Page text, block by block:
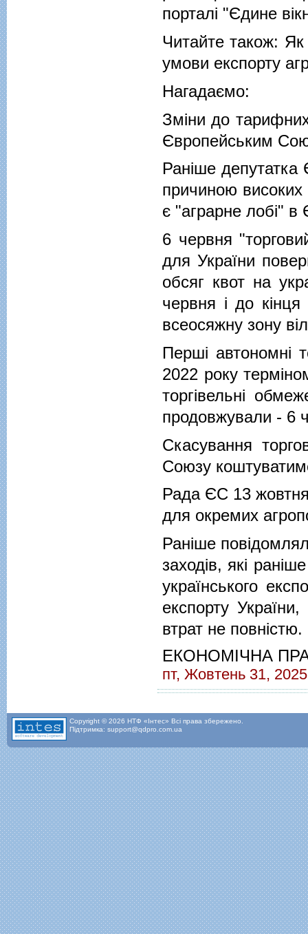
порталі "Єдине
Читайте також:
умови експорту
Нагадаємо:
Зміни до тарифних
Європейським
Раніше
причиною високих
є "аграрне лобі" в
6 червня
для України
обсяг квот на
червня і до
всеосяжну зону
Перші автономні
2022 року
торгівельні
продовжували - 6
Скасування
Союзу
Рада ЄС 13
для окремих
Раніше
заходів, які
українського
експорту
втрат не повністю.
ЕКОНОМІЧНА
пт, Жовтень 31,
Copyright © 2026 НТФ «Інтес» Всі права збережено.
Підтримка: support@qdpro.com.ua